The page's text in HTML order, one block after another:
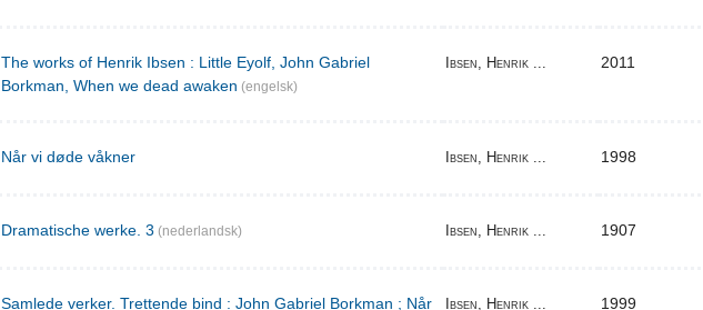
The works of Henrik Ibsen : Little Eyolf, John Gabriel
Borkman, When we dead awaken (engelsk)
Ibsen, Henrik ... 2011
Når vi døde våkner Ibsen, Henrik ... 1998
Dramatische werke. 3 (nederlandsk) Ibsen, Henrik ... 1907
Samlede verker. Trettende bind : John Gabriel Borkman ; Når Ibsen, Henrik ... 1999